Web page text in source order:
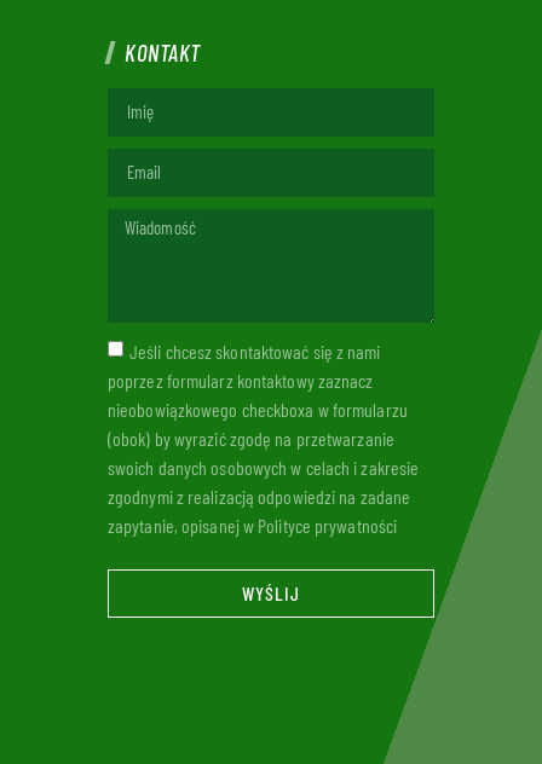
KONTAKT
Jeśli chcesz skontaktować się z nami
poprzez formularz kontaktowy zaznacz
nieobowiązkowego checkboxa w formularzu
(obok) by wyrazić zgodę na przetwarzanie
swoich danych osobowych w celach i zakresie
zgodnymi z realizacją odpowiedzi na zadane
zapytanie, opisanej w Polityce prywatności
WYŚLIJ